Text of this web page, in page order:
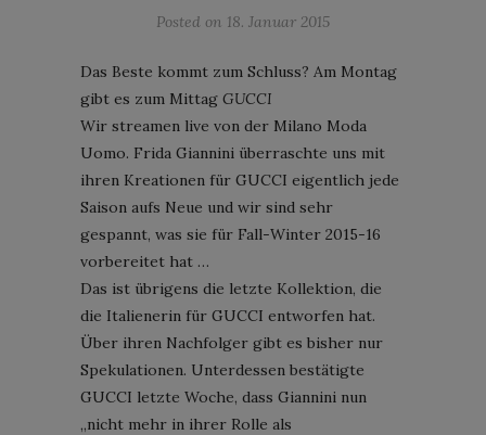
Posted on 18. Januar 2015
Das Beste kommt zum Schluss? Am Montag
gibt es zum Mittag GUCCI
Wir streamen live von der Milano Moda
Uomo. Frida Giannini überraschte uns mit
ihren Kreationen für GUCCI eigentlich jede
Saison aufs Neue und wir sind sehr
gespannt, was sie für Fall-Winter 2015-16
vorbereitet hat …
Das ist übrigens die letzte Kollektion, die
die Italienerin für GUCCI entworfen hat.
Über ihren Nachfolger gibt es bisher nur
Spekulationen. Unterdessen bestätigte
GUCCI letzte Woche, dass Giannini nun
„nicht mehr in ihrer Rolle als